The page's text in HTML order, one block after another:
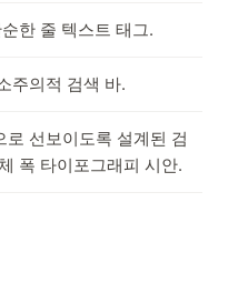
한 줄 텍스트 태그.
주의적 검색 바.
로 선보이도록 설계된 검
폭 타이포그래피 시안.